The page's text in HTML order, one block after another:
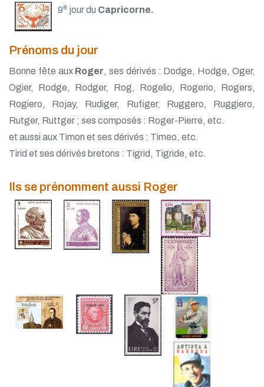
9ejour du Capricorne.
Prénoms du jour
Bonne fête aux Roger, ses dérivés : Dodge, Hodge, Oger,
Ogier, Rodge, Rodger, Rog, Rogelio, Rogerio, Rogers,
Rogiero, Rojay, Rudiger, Rufiger, Ruggero, Ruggiero,
Rutger, Ruttger ; ses composés : Roger-Pierre, etc.
et aussi aux Timon et ses dérivés : Timeo, etc.
Tirid et ses dérivés bretons : Tigrid, Tigride, etc.
Ils se prénomment aussi Roger